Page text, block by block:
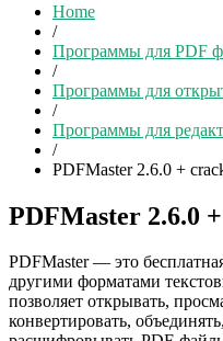
Home
/
Программы для PDF
/
Программы для
/
Программы для
/
PDFMaster 2.6.0 +
PDFMaster 2.6.0
PDFMaster — это
другими форматами
позволяет открывать,
конвертировать,